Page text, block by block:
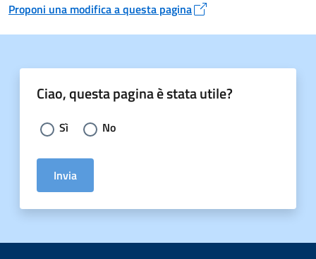
Proponi una modifica a questa pagina
Apre in un nuovo tab
Ciao, questa pagina è stata utile?
Scegli la risposta:
Sì No
Invia